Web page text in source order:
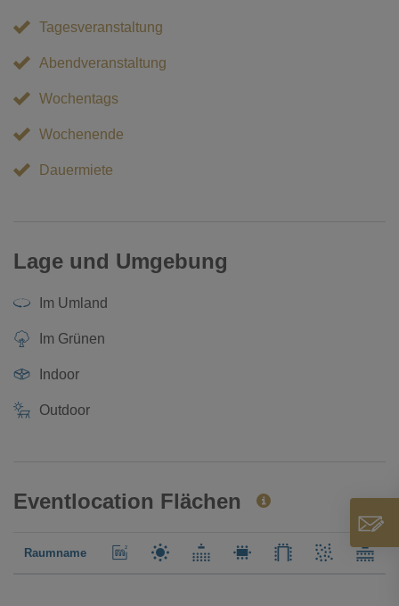
Tagesveranstaltung
Abendveranstaltung
Wochentags
Wochenende
Dauermiete
Lage und Umgebung
Im Umland
Im Grünen
Indoor
Outdoor
Eventlocation Flächen
Raumname